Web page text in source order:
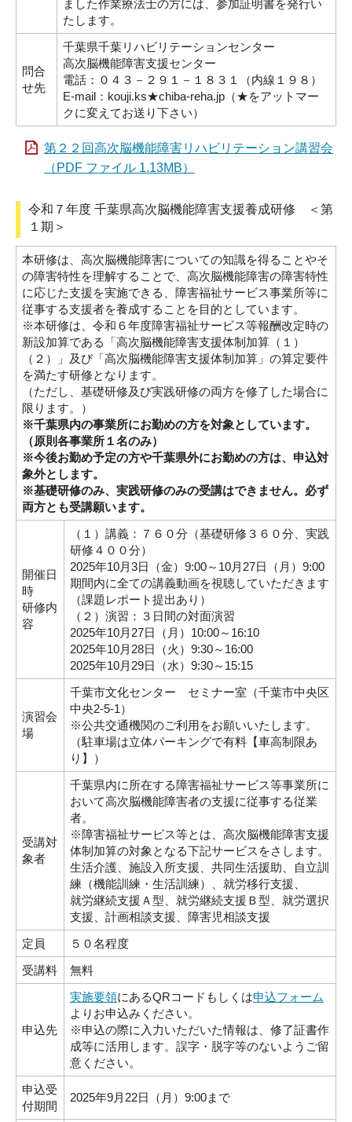
ました作業療法士の方には、参加証明書を発行い
たします。
問合
せ先
千葉県千葉リハビリテーションセンター
高次脳機能障害支援センター
電話：０４３－２９１－１８３１（内線１９８）
E-mail：kouji.ks★chiba-reha.jp（★をアットマー
クに変えてお送り下さい）
第２２回高次脳機能障害リハビリテーション講習会
（PDF ファイル 1.13MB）
令和７年度 千葉県高次脳機能障害支援養成研修 ＜第
１期＞
本研修は、高次脳機能障害についての知識を得ることやそ
の障害特性を理解することで、高次脳機能障害の障害特性
に応じた支援を実施できる、障害福祉サービス事業所等に
従事する支援者を養成することを目的としています。
※本研修は、令和６年度障害福祉サービス等報酬改定時の
新設加算である「高次脳機能障害支援体制加算（１）
（２）」及び「高次脳機能障害支援体制加算」の算定要件
を満たす研修となります。
（ただし、基礎研修及び実践研修の両方を修了した場合に
限ります。）
※千葉県内の事業所にお勤めの方を対象としています。
（原則各事業所１名のみ）
※今後お勤め予定の方や千葉県外にお勤めの方は、申込対
象外とします。
※基礎研修のみ、実践研修のみの受講はできません。必ず
両方とも受講願います。
開催日
時
研修内
容
（１）講義：７６０分（基礎研修３６０分、実践
研修４００分）
2025年10月3日（金）9:00～10月27日（月）9:00
期間内に全ての講義動画を視聴していただきます
（課題レポート提出あり）
（２）演習：３日間の対面演習
2025年10月27日（月）10:00～16:10
2025年10月28日（火）9:30～16:00
2025年10月29日（水）9:30～15:15
演習会
場
千葉市文化センター セミナー室（千葉市中央区
中央2-5-1）
※公共交通機関のご利用をお願いいたします。
（駐車場は立体パーキングで有料【車高制限あ
り】）
受講対
象者
千葉県内に所在する障害福祉サービス等事業所に
おいて高次脳機能障害者の支援に従事する従業
者。
※障害福祉サービス等とは、高次脳機能障害支援
体制加算の対象となる下記サービスをさします。
生活介護、施設入所支援、共同生活援助、自立訓
練（機能訓練・生活訓練）、就労移行支援、
就労継続支援Ａ型、就労継続支援Ｂ型、就労選択
支援、計画相談支援、障害児相談支援
定員
５０名程度
受講料
無料
申込先
実施要領にあるQRコードもしくは申込フォーム
よりお申込みください。
※申込の際に入力いただいた情報は、修了証書作
成等に活用します。誤字・脱字等のないようご留
意ください。
申込受
付期間
2025年9月22日（月）9:00まで